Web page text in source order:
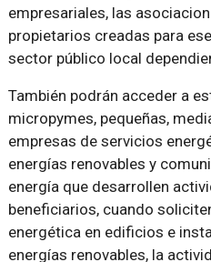
empresariales, las
propietarios creadas para
sector público local
También podrán acceder a
micropymes, pequeñas,
empresas de servicios
energías renovables y
energía que desarrollen
beneficiarios, cuando
energética en edificios e
energías renovables, la